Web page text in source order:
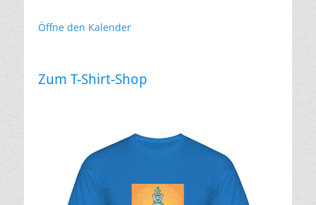
Öffne den Kalender
Zum T-Shirt-Shop